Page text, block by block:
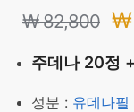
₩82,800 원
래
₩
주데나 20정
성분 : 유데나